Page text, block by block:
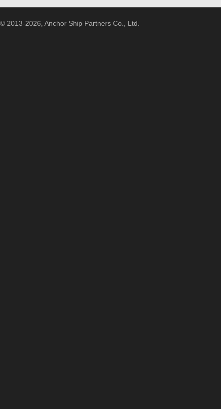
© 2013-2026, Anchor Ship Partners Co., Ltd.